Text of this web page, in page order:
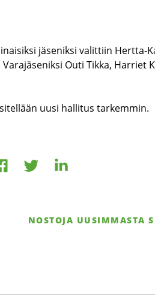
jäseniksi valittiin Hertta-
Outi Tikka, Harriet
uusi hallitus tarkemmin.
Jaa
Jaa
NOSTOJA UUSIMMASTA